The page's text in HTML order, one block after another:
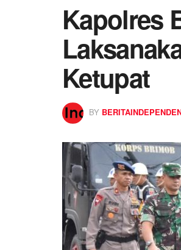
Kapolres
Ketupat
BY